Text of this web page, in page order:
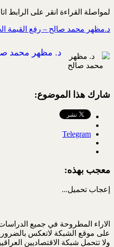
لمواصلة القراءة انقر على الرابط
د.مظهر محمد صالح – رفع القيمة
د. مظهر محمد
شارك هذا الموضوع:
Telegram
معجب بهذه:
إعجاب تحميل...
الاراء المطروحة في جميع
على موقع الشبكة لاتعكس
ولا تتحمل شبكة الاقتصاديين